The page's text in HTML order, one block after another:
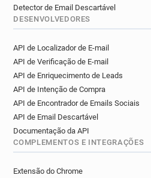
f**********@lancashire.gov.uk
o**********@lancashire.gov.uk
c***********@lancashire.gov.uk
j***********@lancashire.gov.uk
v*******@lancashire.gov.uk
z*********@lancashire.gov.uk
p*****@lancashire.gov.uk
s**********@lancashire.gov.uk
p***********@lancashire.gov.uk
Detector de Email Descartável
DESENVOLVEDORES
API de Localizador de E-mail
API de Verificação de E-mail
API de Enriquecimento de Leads
API de Intenção de Compra
API de Encontrador de Emails Sociais
API de Email Descartável
Documentação da API
COMPLEMENTOS E INTEGRAÇÕES
Extensão do Chrome